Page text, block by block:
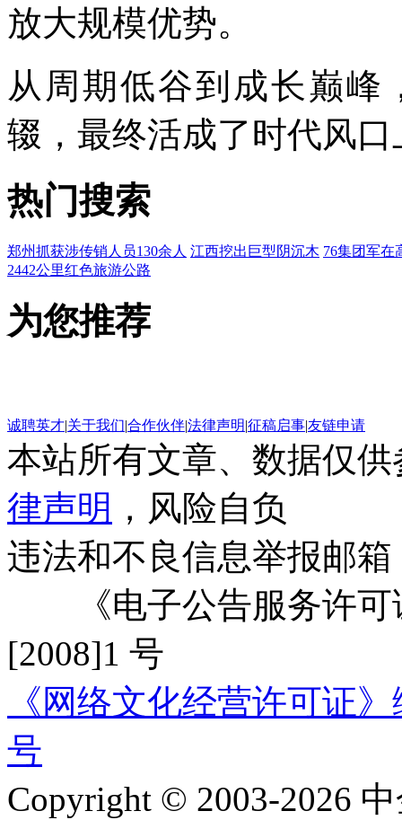
放大规模优势。
从周期低谷到成长巅峰
辍，最终活成了时代风
热门搜索
郑州抓获涉传销人员130余人 江西挖出巨型阴沉木 76集团军在
2442公里红色旅游公路
为您推荐
诚聘英才|关于我们|合作伙伴|法律声明|征稿启事|友链申请
本站所有文章、数据仅
律声明 ，风险自负
违法和不良信息举报邮箱
《电子公告服务许可
[2008]1 号
《网络文化经营许可证
号
Copyright © 2003-2026